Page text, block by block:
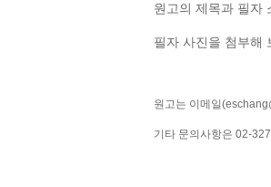
원고의 제목과 필자
필자 사진을 첨부해
원고는 이메일
기타 문의사항은 02-